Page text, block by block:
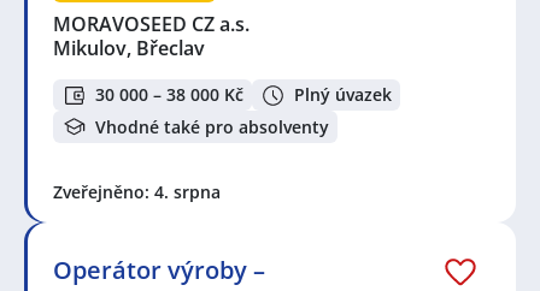
MORAVOSEED CZ a.s.
Mikulov, Břeclav
30 000 – 38 000 Kč
Plný úvazek
Vhodné také pro absolventy
Zveřejněno: 4. srpna
Operátor výroby –